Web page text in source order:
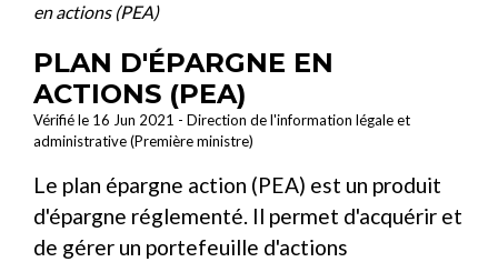
en actions (PEA)
PLAN D'ÉPARGNE EN
ACTIONS (PEA)
Vérifié le 16 Jun 2021 - Direction de l'information légale et
administrative (Première ministre)
Le plan épargne action (PEA) est un produit
d'épargne réglementé. Il permet d'acquérir et
de gérer un portefeuille d'actions